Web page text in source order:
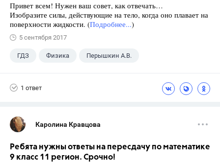
Привет всем! Нужен ваш совет, как отвечать…
Изобразите силы, действующие на тело, когда оно плавает на
поверхности жидкости. (Подробнее...)
5 сентября 2017
ГДЗ Физика Перышкин А.В.
1 ответ
Каролина Кравцова
Ребята нужны ответы на пересдачу по математике
9 класс 11 регион. Срочно!